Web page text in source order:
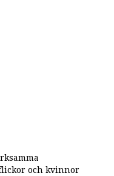
och kvinnor